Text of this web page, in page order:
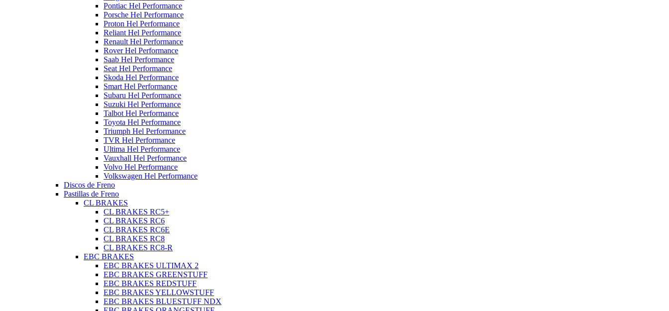
Pontiac Hel Performance
Porsche Hel Performance
Proton Hel Performance
Reliant Hel Performance
Renault Hel Performance
Rover Hel Performance
Saab Hel Performance
Seat Hel Performance
Skoda Hel Performance
Smart Hel Performance
Subaru Hel Performance
Suzuki Hel Performance
Talbot Hel Performance
Toyota Hel Performance
Triumph Hel Performance
TVR Hel Performance
Ultima Hel Performance
Vauxhall Hel Performance
Volvo Hel Performance
Volkswagen Hel Performance
Discos de Freno
Pastillas de Freno
CL BRAKES
CL BRAKES RC5+
CL BRAKES RC6
CL BRAKES RC6E
CL BRAKES RC8
CL BRAKES RC8-R
EBC BRAKES
EBC BRAKES ULTIMAX 2
EBC BRAKES GREENSTUFF
EBC BRAKES REDSTUFF
EBC BRAKES YELLOWSTUFF
EBC BRAKES BLUESTUFF NDX